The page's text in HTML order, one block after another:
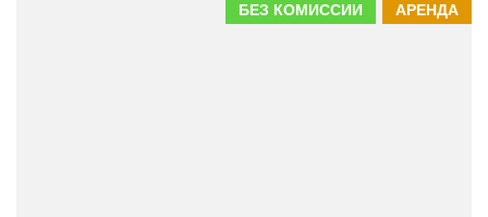
АРЕНДА
БЕЗ КОМИССИИ